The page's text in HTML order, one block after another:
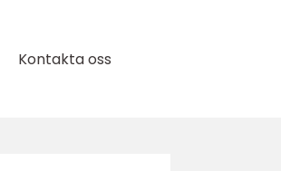
Kontakta oss